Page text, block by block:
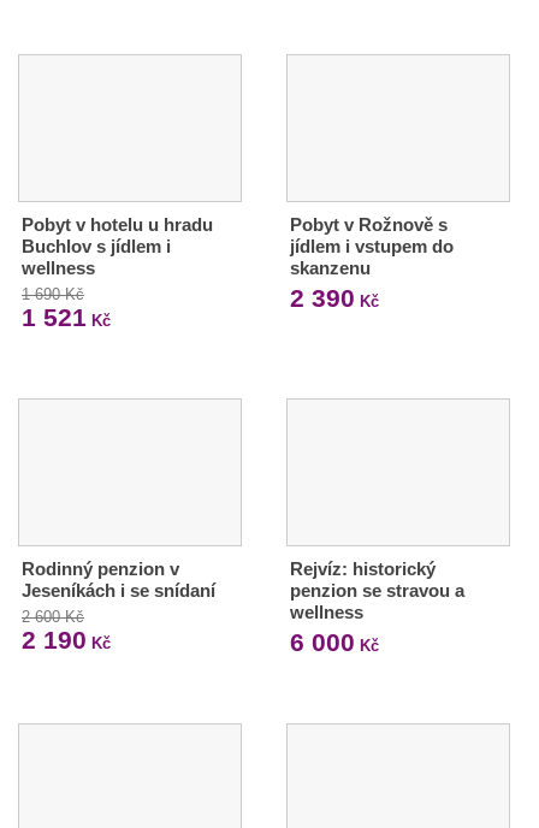
Pobyt v hotelu u hradu
Buchlov s jídlem i
wellness
1 690 Kč
1 521 Kč
Pobyt v Rožnově s
jídlem i vstupem do
skanzenu
2 390 Kč
Rodinný penzion v
Jeseníkách i se snídaní
2 600 Kč
2 190 Kč
Rejvíz: historický
penzion se stravou a
wellness
6 000 Kč